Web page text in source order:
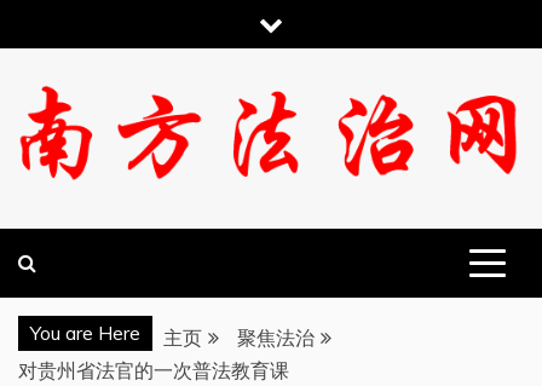
至
You are Here 主页
聚焦法治
对贵州省法官的一次普法教育课